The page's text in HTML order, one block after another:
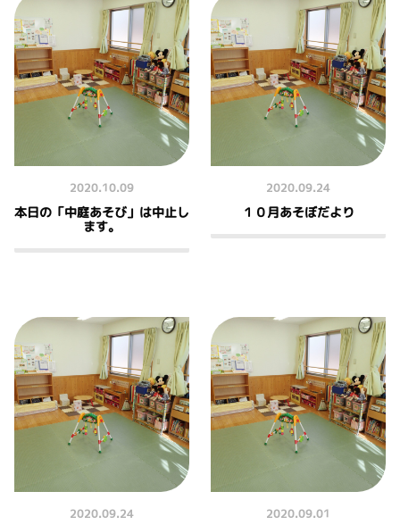
2020.10.09
本日の「中庭あそび」は中止し
ます。
2020.09.24
１０月あそぼだより
2020.09.24 2020.09.01